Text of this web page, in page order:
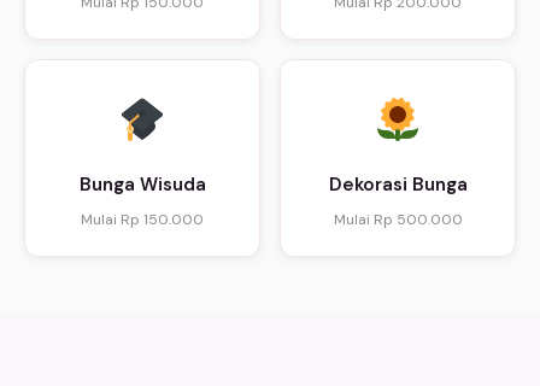
Bunga Wisuda
Mulai Rp 150.000
Dekorasi Bunga
Mulai Rp 500.000